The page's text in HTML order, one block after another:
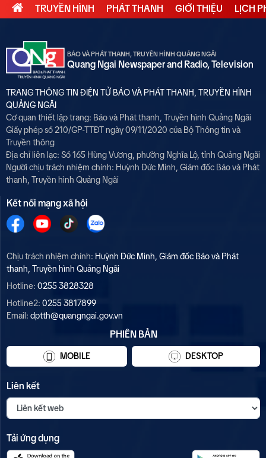
TRUYỀN HÌNH PHÁT THANH GIỚI THIỆU LỊCH
BÁO VÀ PHÁT THANH, TRUYỀN HÌNH QUẢNG NGÃI
Quang Ngai Newspaper and Radio, Television
TRANG THÔNG TIN ĐIỆN TỬ BÁO VÀ PHÁT THANH, TRUYỀN HÌNH
QUẢNG NGÃI
Cơ quan thiết lập trang: Báo và Phát thanh, Truyền hình Quảng Ngãi
Giấy phép số 210/GP-TTĐT ngày 09/11/2020 của Bộ Thông tin và
Truyền thông
Địa chỉ liên lạc: Số 165 Hùng Vương, phường Nghĩa Lộ, tỉnh Quảng Ngãi
Người chịu trách nhiệm chính: Huỳnh Đức Minh, Giám đốc Báo và Phát
thanh, Truyền hình Quảng Ngãi
Kết nối mạng xã hội
Chịu trách nhiệm chính: Huỳnh Đức Minh, Giám đốc Báo và Phát
thanh, Truyền hình Quảng Ngãi
Hotline: 0255 3828328
Hotline2: 0255 3817899
Email: dptth@quangngai.gov.vn
PHIÊN BẢN
MOBILE DESKTOP
Liên kết
Tải ứng dụng